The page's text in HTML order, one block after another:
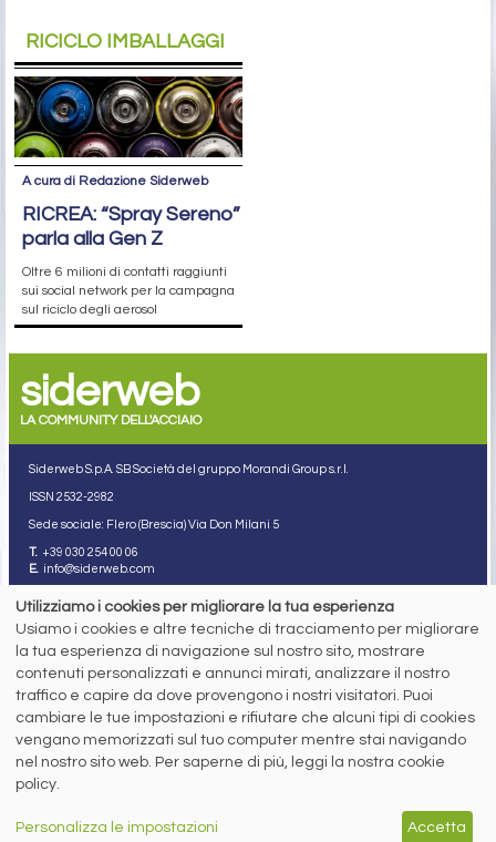
RICICLO IMBALLAGGI
A cura di Redazione Siderweb
RICREA: “Spray Sereno”
parla alla Gen Z
Oltre 6 milioni di contatti raggiunti
sui social network per la campagna
sul riciclo degli aerosol
siderweb
LA COMMUNITY DELL'ACCIAIO
Siderweb S.p.A. SB Società del gruppo Morandi Group s.r.l.
ISSN 2532-2982
Sede sociale: Flero (Brescia) Via Don Milani 5
T. +39 030 254 00 06
E. info@siderweb.com
Copyright siderweb spa sb
Tutti i diritti sono riservati
Privacy policy
Digital Services Act Policy
MENU
NEWS
MERCATI
EVENTI
SEGUICI SUI NOSTRI
SOCIAL NETWORK
Utilizziamo i cookies per migliorare la tua esperienza
Usiamo i cookies e altre tecniche di tracciamento per migliorare
la tua esperienza di navigazione sul nostro sito, mostrare
contenuti personalizzati e annunci mirati, analizzare il nostro
traffico e capire da dove provengono i nostri visitatori. Puoi
cambiare le tue impostazioni e rifiutare che alcuni tipi di cookies
vengano memorizzati sul tuo computer mentre stai navigando
nel nostro sito web. Per saperne di più, leggi la nostra cookie
policy.
Personalizza le impostazioni Accetta